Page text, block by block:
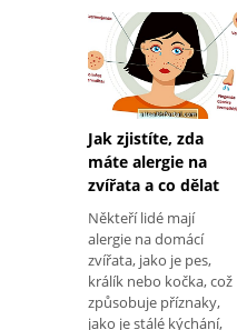
Jak zjistíte, zda
máte alergie na
zvířata a co dělat
Někteří lidé mají
alergie na domácí
zvířata, jako je pes,
králík nebo kočka, což
způsobuje příznaky,
jako je stálé kýchání,